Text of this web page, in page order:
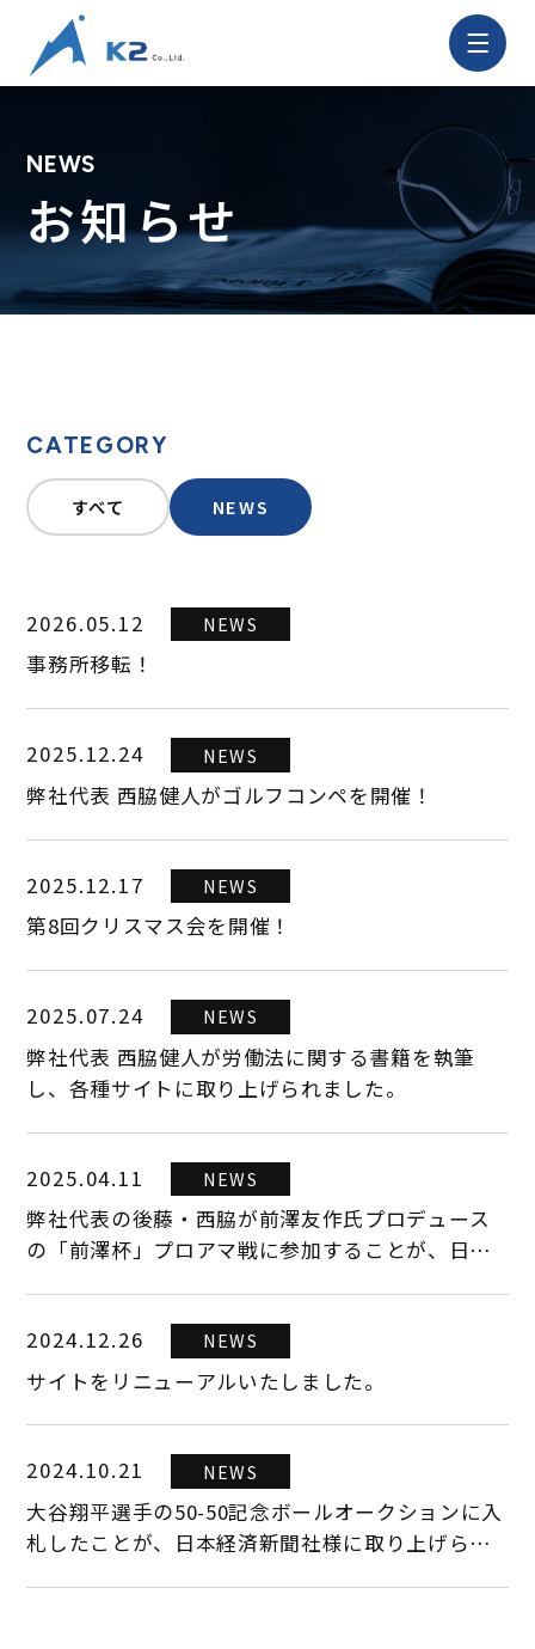
NEWS
お知らせ
CATEGORY
すべて NEWS
2026.05.12 NEWS
事務所移転！
2025.12.24 NEWS
弊社代表 西脇健人がゴルフコンペを開催！
2025.12.17 NEWS
第8回クリスマス会を開催！
2025.07.24 NEWS
弊社代表 西脇健人が労働法に関する書籍を執筆
し、各種サイトに取り上げられました。
2025.04.11 NEWS
弊社代表の後藤・西脇が前澤友作氏プロデュース
の「前澤杯」プロアマ戦に参加することが、日本
2024.12.26 NEWS
サイトをリニューアルいたしました。
2024.10.21 NEWS
大谷翔平選手の50-50記念ボールオークションに入
札したことが、日本経済新聞社様に取り上げられ
株
式
社
イ
ト
メ
ニ